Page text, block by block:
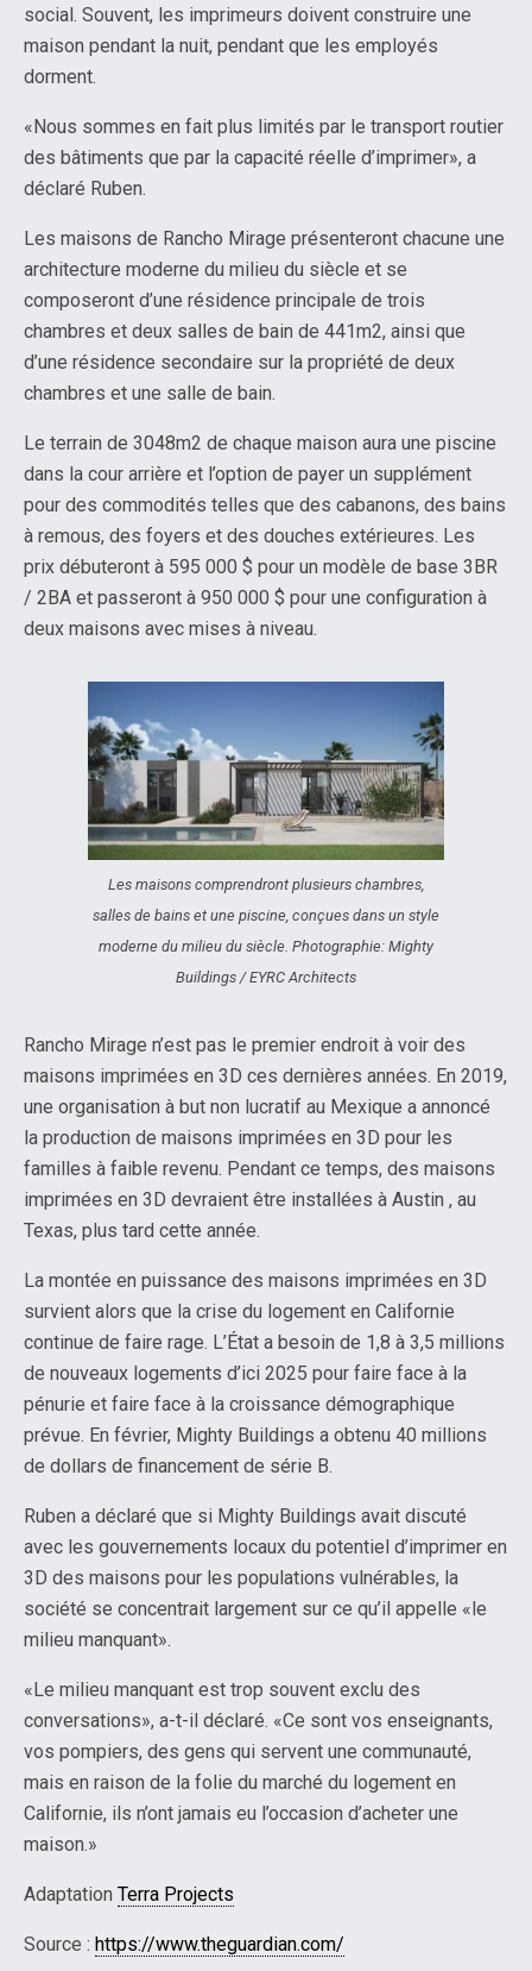
social. Souvent, les imprimeurs doivent construire une
maison pendant la nuit, pendant que les employés
dorment.
«Nous sommes en fait plus limités par le transport routier
des bâtiments que par la capacité réelle d’imprimer», a
déclaré Ruben.
Les maisons de Rancho Mirage présenteront chacune une
architecture moderne du milieu du siècle et se
composeront d’une résidence principale de trois
chambres et deux salles de bain de 441m2, ainsi que
d’une résidence secondaire sur la propriété de deux
chambres et une salle de bain.
Le terrain de 3048m2 de chaque maison aura une piscine
dans la cour arrière et l’option de payer un supplément
pour des commodités telles que des cabanons, des bains
à remous, des foyers et des douches extérieures. Les
prix débuteront à 595 000 $ pour un modèle de base 3BR
/ 2BA et passeront à 950 000 $ pour une configuration à
deux maisons avec mises à niveau.
Les maisons comprendront plusieurs chambres,
salles de bains et une piscine, conçues dans un style
moderne du milieu du siècle. Photographie: Mighty
Buildings / EYRC Architects
Rancho Mirage n’est pas le premier endroit à voir des
maisons imprimées en 3D ces dernières années. En 2019,
une organisation à but non lucratif au Mexique a annoncé
la production de maisons imprimées en 3D pour les
familles à faible revenu. Pendant ce temps, des maisons
imprimées en 3D devraient être installées à Austin , au
Texas, plus tard cette année.
La montée en puissance des maisons imprimées en 3D
survient alors que la crise du logement en Californie
continue de faire rage. L’État a besoin de 1,8 à 3,5 millions
de nouveaux logements d’ici 2025 pour faire face à la
pénurie et faire face à la croissance démographique
prévue. En février, Mighty Buildings a obtenu 40 millions
de dollars de financement de série B.
Ruben a déclaré que si Mighty Buildings avait discuté
avec les gouvernements locaux du potentiel d’imprimer en
3D des maisons pour les populations vulnérables, la
société se concentrait largement sur ce qu’il appelle «le
milieu manquant».
«Le milieu manquant est trop souvent exclu des
conversations», a-t-il déclaré. «Ce sont vos enseignants,
vos pompiers, des gens qui servent une communauté,
mais en raison de la folie du marché du logement en
Californie, ils n’ont jamais eu l’occasion d’acheter une
maison.»
Adaptation Terra Projects
Source : https://www.theguardian.com/